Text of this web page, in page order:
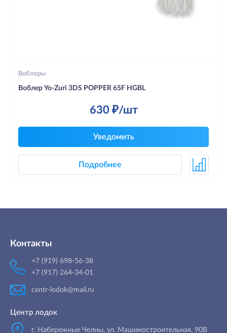
Воблеры
Воблер Yo-Zuri 3DS POPPER 65F HGBL
630 ₽/шт
Уведомить
Подробнее
Контакты
+7 (919) 698-56-38
+7 (917) 264-34-01
centr-lodok@mail.ru
Центр лодок
г. Набережные Челны, ул. Машиностроительная, 90B